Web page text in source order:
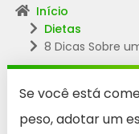
Início
Dietas
8 Dicas Sobre
Se você está
peso, adotar um